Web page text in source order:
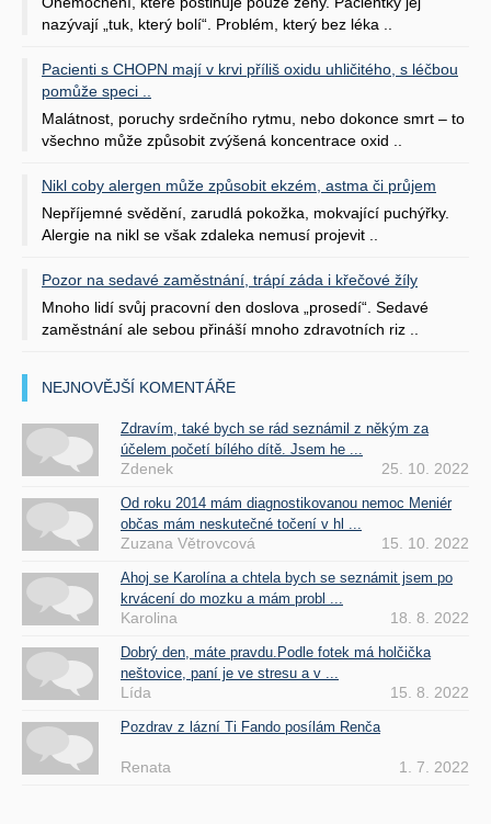
nazývají „tuk, který bolí“. Problém, který bez léka ..
Pacienti s CHOPN mají v krvi příliš oxidu uhličitého, s léčbou
pomůže speci ..
Malátnost, poruchy srdečního rytmu, nebo dokonce smrt – to
všechno může způsobit zvýšená koncentrace oxid ..
Nikl coby alergen může způsobit ekzém, astma či průjem
Nepříjemné svědění, zarudlá pokožka, mokvající puchýřky.
Alergie na nikl se však zdaleka nemusí projevit ..
Pozor na sedavé zaměstnání, trápí záda i křečové žíly
Mnoho lidí svůj pracovní den doslova „prosedí“. Sedavé
zaměstnání ale sebou přináší mnoho zdravotních riz ..
NEJNOVĚJŠÍ KOMENTÁŘE
Zdravím, také bych se rád seznámil z někým za
účelem početí bílého dítě. Jsem he ...
Zdenek 25. 10. 2022
Od roku 2014 mám diagnostikovanou nemoc Meniér
občas mám neskutečné točení v hl ...
Zuzana Větrovcová 15. 10. 2022
Ahoj se Karolína a chtela bych se seznámit jsem po
krvácení do mozku a mám probl ...
Karolina 18. 8. 2022
Dobrý den, máte pravdu.Podle fotek má holčička
neštovice, paní je ve stresu a v ...
Lída 15. 8. 2022
Pozdrav z lázní Ti Fando posílám Renča
Renata 1. 7. 2022